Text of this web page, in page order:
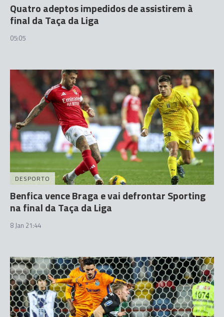
Quatro adeptos impedidos de assistirem à
final da Taça da Liga
05:05
DESPORTO
Benfica vence Braga e vai defrontar Sporting
na final da Taça da Liga
8 Jan 21:44